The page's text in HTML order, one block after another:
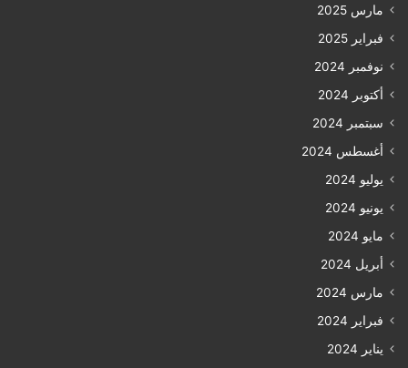
مارس 2025
فبراير 2025
نوفمبر 2024
أكتوبر 2024
سبتمبر 2024
أغسطس 2024
يوليو 2024
يونيو 2024
مايو 2024
أبريل 2024
مارس 2024
فبراير 2024
يناير 2024